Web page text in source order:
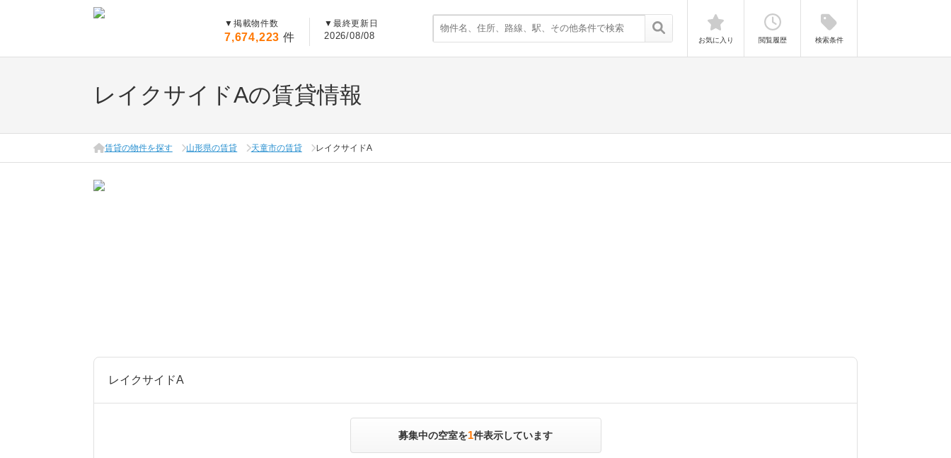
▼ 掲載物件数
7,674,223 件
▼ 最終更新日
2026/08/08 お気に入り 閲覧履歴 検索条件
レイクサイドAの賃貸情報
賃貸の物件を探す 山形県の賃貸 天童市の賃貸 レイクサイドA
レイクサイドA
募集中の空室を1件表示しています